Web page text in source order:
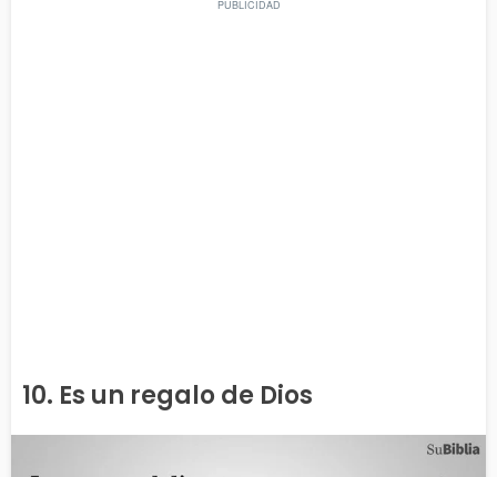
10. Es un regalo de Dios